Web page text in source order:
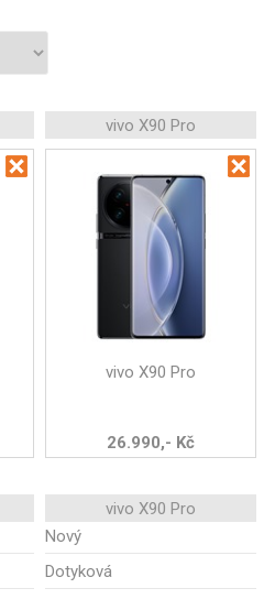
vivo X90 Pro
vivo X90 Pro
26.990,- Kč
vivo X90 Pro
Nový
Dotyková